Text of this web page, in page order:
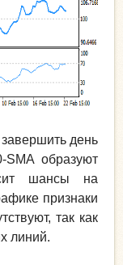
день
образуют
шансы на
признаки
так как
линий.